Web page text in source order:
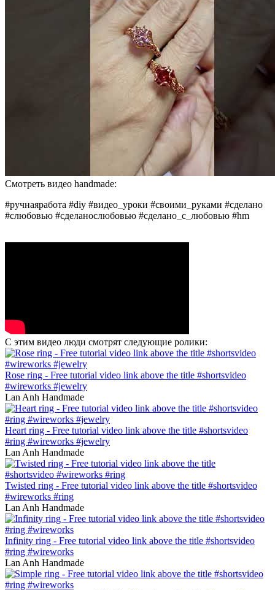
Смотреть видео handmade:
#ручнаяработа #diy #видео_уроки #своими_руками #сделано
#слюбовью #сделанослюбовью #сделано_с_любовью #hm
С этим видео люди смотрят следующие ролики:
Rose ring - Free tutorial video link above the title #shortsvideo
#wireworks #jewelry
Lan Anh Handmade
Heart ring - Free tutorial video link above the title #shortsvideo
#ring #wireworks #jewelry
Lan Anh Handmade
Twisted ring - Free tutorial video link above the title #shortsvideo
#wireworks #ring
Lan Anh Handmade
Infinity ring - Free tutorial video link above the title #shortsvideo
#ring #wireworks
Lan Anh Handmade